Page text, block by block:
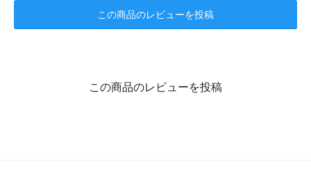
この商品のレビューを投稿
この商品のレビューを投稿